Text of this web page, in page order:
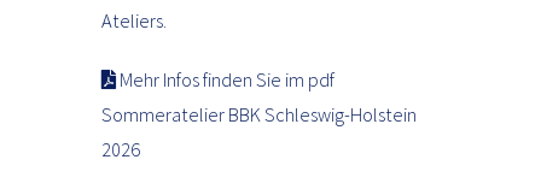
Ateliers.
Mehr Infos finden Sie im pdf
Sommeratelier BBK Schleswig-Holstein
2026